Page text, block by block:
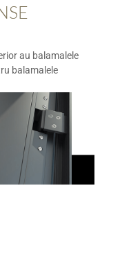
au balamalele
balamalele